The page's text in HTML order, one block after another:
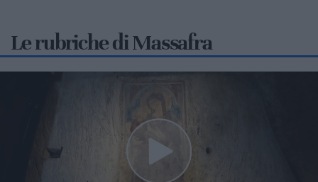
Le rubriche di Massafra